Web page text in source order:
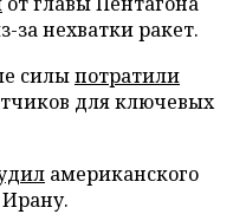
за нехватки ракет.
силыпотратили
для ключевых
американского